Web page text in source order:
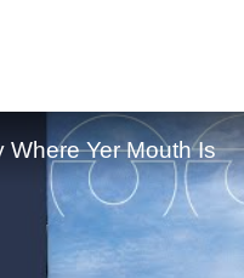
Where Yer Mouth Is